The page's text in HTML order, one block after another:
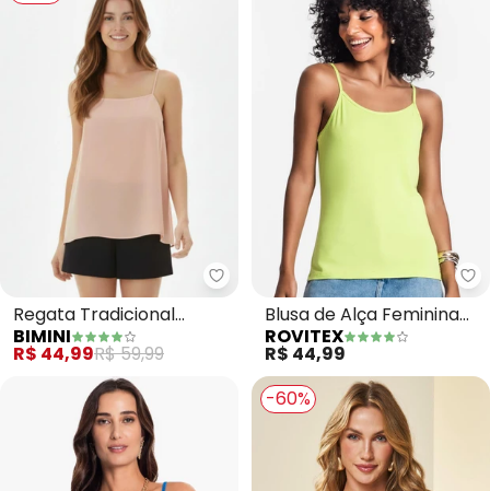
Bimini - Regata Tradicional
Regata Tradicional
(Rosa)
BIMINI
R$ 44,99R$ 59,99
Blusa de Alça Feminina
Viscotorcion Básica
(Verde)
ROVITEX
R$ 44,99
-60%